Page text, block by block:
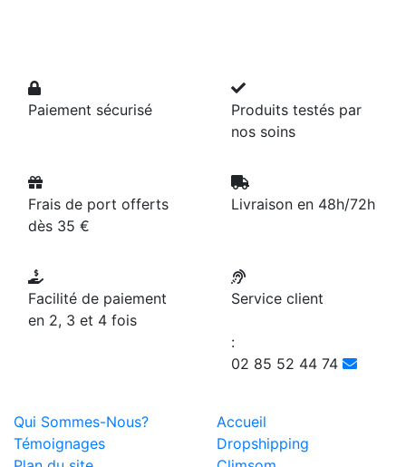
Paiement sécurisé
Produits testés par
nos soins
Frais de port offerts
dès 35 €
Livraison en 48h/72h
Facilité de paiement
en 2, 3 et 4 fois
Service client
:
02 85 52 44 74
Qui Sommes-Nous?
Accueil
Témoignages
Dropshipping